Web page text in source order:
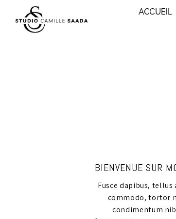
ACCUEIL
BIENVENUE SUR
Fusce dapibus, tellus
commodo, tortor
condimentum